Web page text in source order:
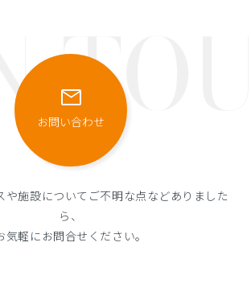
お問い合わせ
や施設についてご不明な点などありました
ら、
気軽にお問合せください。